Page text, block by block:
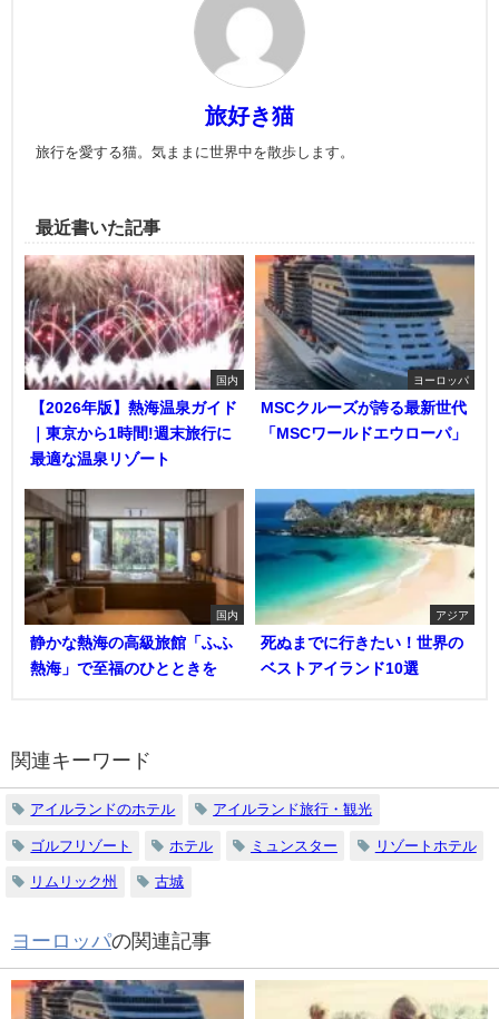
旅好き猫
旅行を愛する猫。気ままに世界中を散歩します。
最近書いた記事
国内
【2026年版】熱海温泉ガイド
｜東京から1時間!週末旅行に
最適な温泉リゾート
ヨーロッパ
MSCクルーズが誇る最新世代
「MSCワールドエウローパ」
国内
静かな熱海の高級旅館「ふふ
熱海」で至福のひとときを
アジア
死ぬまでに行きたい！世界の
ベストアイランド10選
関連キーワード
アイルランドのホテル アイルランド旅行・観光
ゴルフリゾート ホテル ミュンスター リゾートホテル
リムリック州 古城
ヨーロッパの関連記事